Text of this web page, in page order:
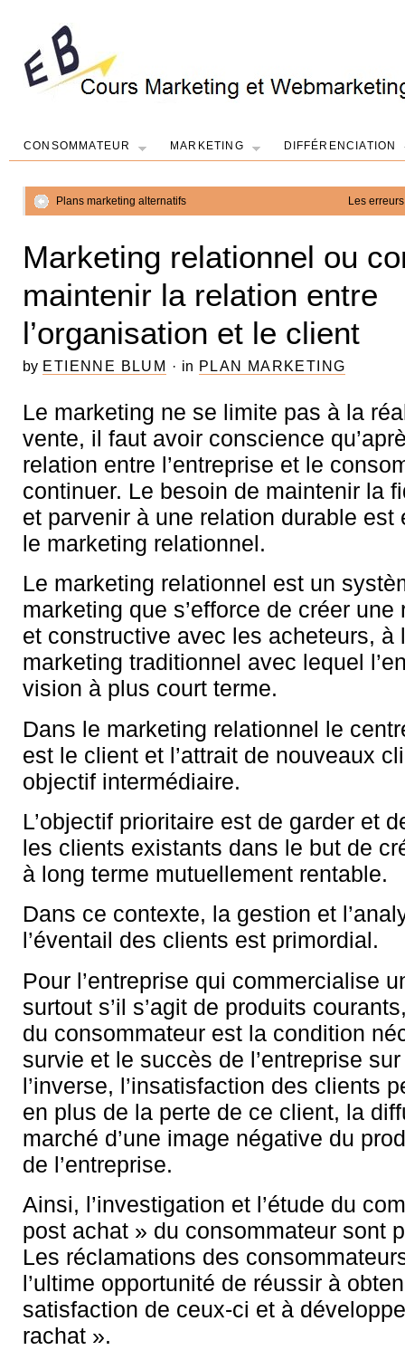
CONSOMMATEUR MARKETING DIFFÉRENCIATION
Plans marketing alternatifs Les
Marketing relationnel ou
maintenir la relation entre
l’organisation et le client
by ETIENNE BLUM · in PLAN MARKETING
Le marketing ne se limite pas à la
vente, il faut avoir conscience
relation entre l’entreprise et le
continuer. Le besoin de maintenir la
et parvenir à une relation durable est
le marketing relationnel.
Le marketing relationnel est un
marketing que s’efforce de créer une
et constructive avec les acheteurs, à
marketing traditionnel avec lequel
vision à plus court terme.
Dans le marketing relationnel le
est le client et l’attrait de nouveaux
objectif intermédiaire.
L’objectif prioritaire est de garder et
les clients existants dans le but de
à long terme mutuellement rentable.
Dans ce contexte, la gestion et
l’éventail des clients est primordial.
Pour l’entreprise qui commercialise
surtout s’il s’agit de produits
du consommateur est la condition
survie et le succès de l’entreprise
l’inverse, l’insatisfaction des clients
en plus de la perte de ce client, la
marché d’une image négative du
de l’entreprise.
Ainsi, l’investigation et l’étude du
post achat » du consommateur sont
Les réclamations des
l’ultime opportunité de réussir à
satisfaction de ceux-ci et à
rachat ».